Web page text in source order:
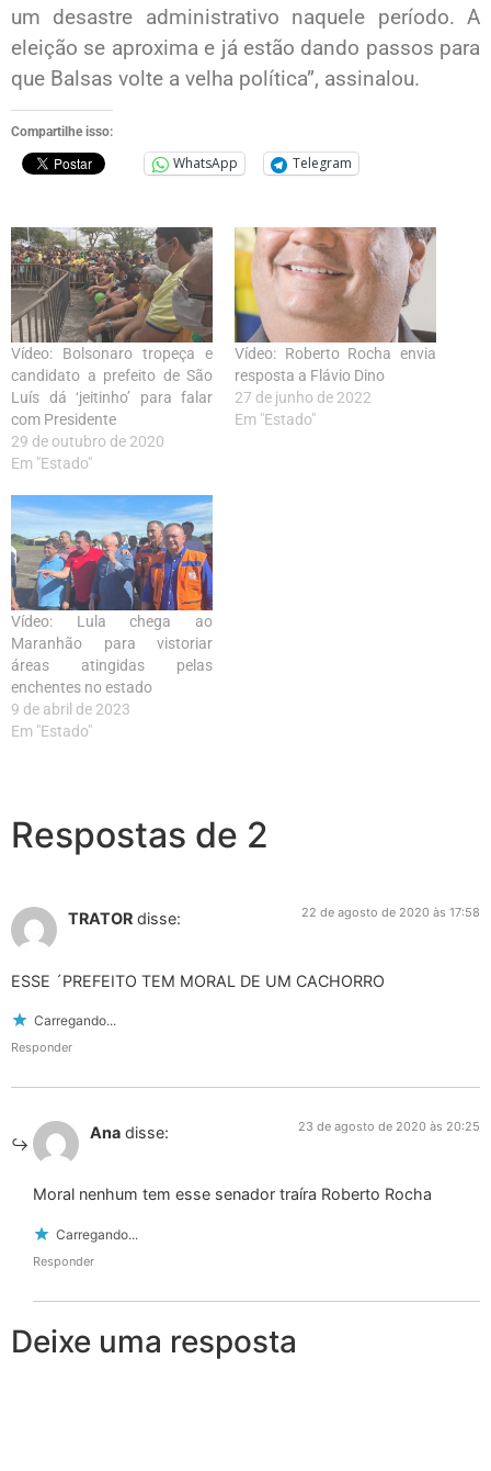
um desastre administrativo naquele período. A
eleição se aproxima e já estão dando passos para
que Balsas volte a velha política”, assinalou.
Compartilhe isso:
WhatsApp Telegram
Vídeo: Bolsonaro tropeça e
candidato a prefeito de São
Luís dá ‘jeitinho’ para falar
com Presidente
29 de outubro de 2020
Em "Estado"
Vídeo: Roberto Rocha envia
resposta a Flávio Dino
27 de junho de 2022
Em "Estado"
Vídeo: Lula chega ao
Maranhão para vistoriar
áreas atingidas pelas
enchentes no estado
9 de abril de 2023
Em "Estado"
Respostas de 2
TRATOR disse: 22 de agosto de 2020 às 17:58
ESSE ´PREFEITO TEM MORAL DE UM CACHORRO
Carregando...
Responder
Ana disse: 23 de agosto de 2020 às 20:25
Moral nenhum tem esse senador traíra Roberto Rocha
Carregando...
Responder
Deixe uma resposta